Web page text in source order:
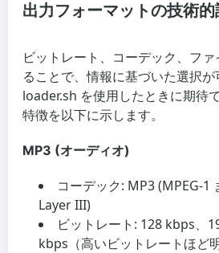
出力フォーマットの技術的
ビットレート、コーデック、フ
ることで、情報に基づいた選択が
loader.sh を使用したときに期待
特徴を以下に示します。
MP3 (オーディオ)
コーデック: MP3 (MPEG-1
Layer III)
ビットレート: 128 kbps、
kbps（高いビットレートほど